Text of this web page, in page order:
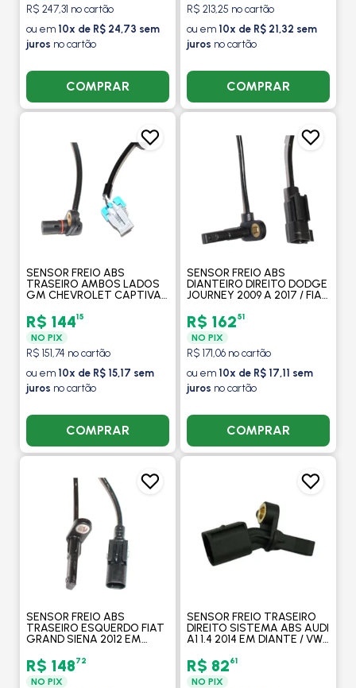
R$ 247,31 no cartão
ou em 10x de R$ 24,73 sem
juros no cartão
COMPRAR
R$ 213,25 no cartão
ou em 10x de R$ 21,32 sem
juros no cartão
COMPRAR
SENSOR FREIO ABS
TRASEIRO AMBOS LADOS
GM CHEVROLET CAPTIVA
R$ 14415
NO PIX
R$ 151,74 no cartão
ou em 10x de R$ 15,17 sem
juros no cartão
COMPRAR
SENSOR FREIO ABS
DIANTEIRO DIREITO DODGE
JOURNEY 2009 A 2017 / FIAT
MITSUBISHI LANCER 2008 A
2015 - MAXAUTO
R$ 16251
NO PIX
R$ 171,06 no cartão
ou em 10x de R$ 17,11 sem
juros no cartão
COMPRAR
SENSOR FREIO ABS
TRASEIRO ESQUERDO FIAT
GRAND SIENA 2012 EM
2017 / LINEA 2009 A 2016 -
MAXAUTO
R$ 14872
NO PIX
SENSOR FREIO TRASEIRO
DIREITO SISTEMA ABS AUDI
A1 1.4 2014 EM DIANTE / VW
1.6 2005 A 2014 - MAGNETI
MARELLI
R$ 8261
NO PIX